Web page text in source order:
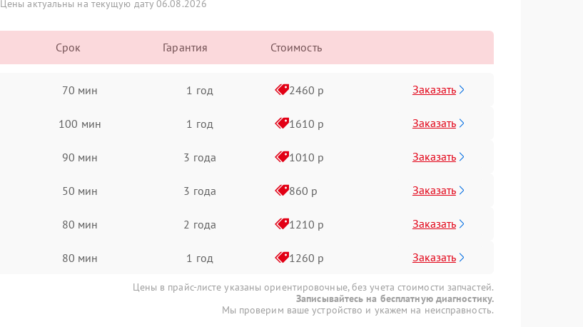
Цены актуальны на текущую дату 06.08.2026
Срок Гарантия Стоимость
70 мин 1 год 2460 р Заказать
100 мин 1 год 1610 р Заказать
90 мин 3 года 1010 р Заказать
50 мин 3 года 860 р Заказать
80 мин 2 года 1210 р Заказать
80 мин 1 год 1260 р Заказать
Цены в прайс-листе указаны ориентировочные, без учета стоимости запчастей.
Записывайтесь на бесплатную диагностику.
Мы проверим ваше устройство и укажем на неисправность.